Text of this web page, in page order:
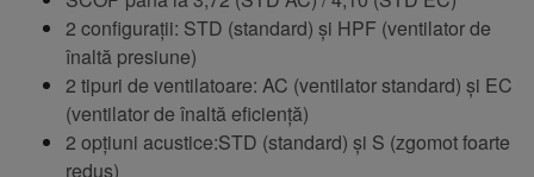
2 configurații: STD (standard) și HPF (ventilator de
înaltă presiune)
2 tipuri de ventilatoare: AC (ventilator standard) și EC
(ventilator de înaltă eficiență)
2 opțiuni acustice:STD (standard) și S (zgomot foarte
redus)